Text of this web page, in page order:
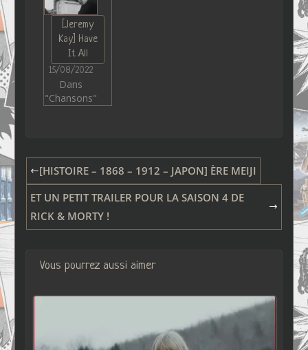
[Jeremy
Kay] Have
It All
15/08/2022
Dans
"Chansons"
[HISTOIRE – 1868 – 1912 – JAPON] ÈRE MEIJI
ET UN PETIT TRAILER POUR LA SAISON 4 DE
RICK & MORTY !
Vous pourrez aussi aimer